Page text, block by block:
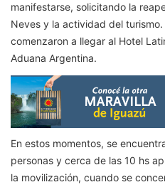
manifestarse, solicitando la
Neves y la actividad del
comenzaron a llegar al Hotel
Aduana Argentina.
En estos momentos, se
personas y cerca de las 10 hs
la movilización, cuando se